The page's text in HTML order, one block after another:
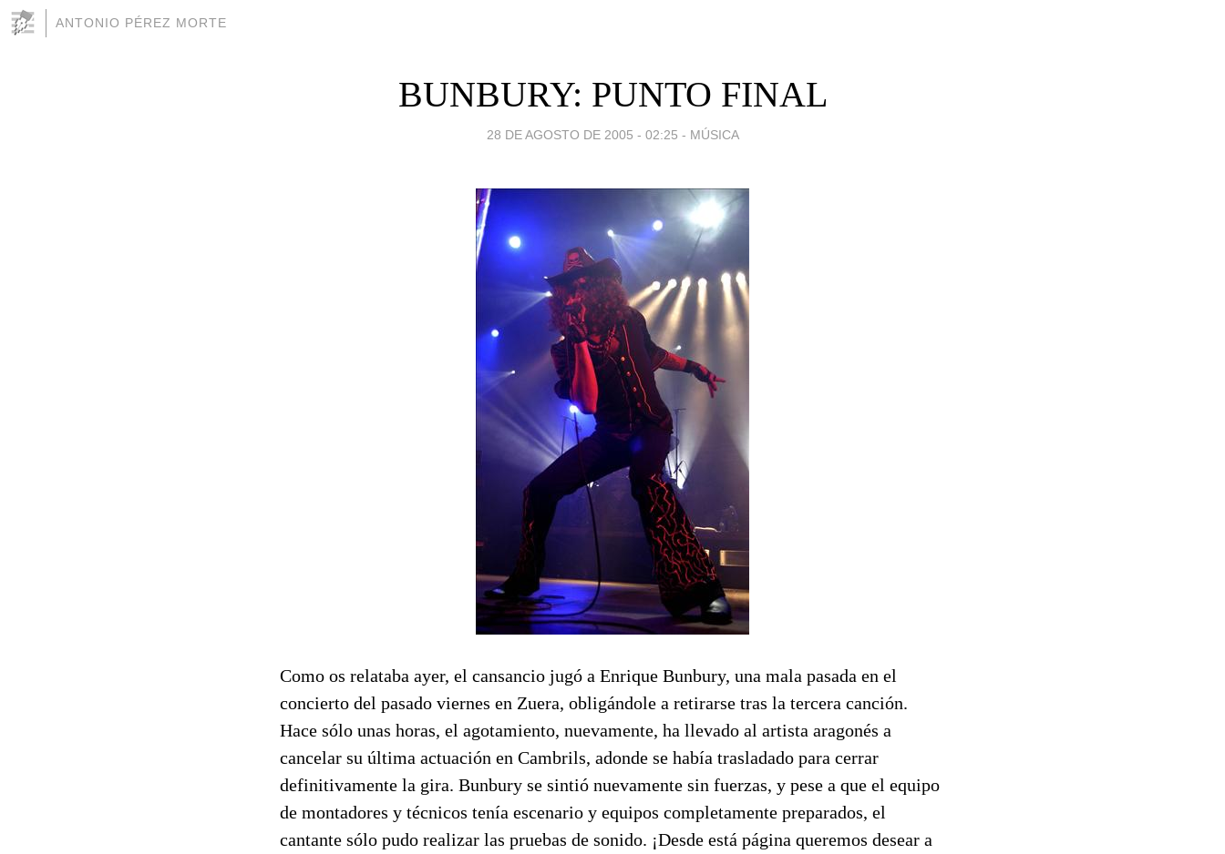
ANTONIO PÉREZ MORTE
BUNBURY: PUNTO FINAL
28 DE AGOSTO DE 2005 - 02:25 - MÚSICA
Como os relataba ayer, el cansancio jugó a Enrique Bunbury, una mala pasada en el
concierto del pasado viernes en Zuera, obligándole a retirarse tras la tercera canción.
Hace sólo unas horas, el agotamiento, nuevamente, ha llevado al artista aragonés a
cancelar su última actuación en Cambrils, adonde se había trasladado para cerrar
definitivamente la gira. Bunbury se sintió nuevamente sin fuerzas, y pese a que el equipo
de montadores y técnicos tenía escenario y equipos completamente preparados, el
cantante sólo pudo realizar las pruebas de sonido. ¡Desde está página queremos desear a